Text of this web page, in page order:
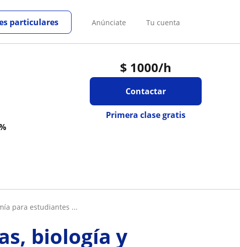
Anúnciate Tu cuenta
particulares
$ 1000/h
Contactar
Primera clase gratis
para estudiantes ...
biología y